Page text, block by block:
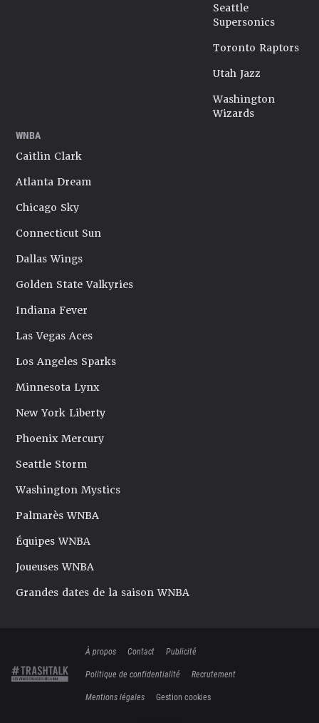
Seattle
Supersonics
Toronto Raptors
Utah Jazz
Washington
Wizards
WNBA
Caitlin Clark
Atlanta Dream
Chicago Sky
Connecticut Sun
Dallas Wings
Golden State Valkyries
Indiana Fever
Las Vegas Aces
Los Angeles Sparks
Minnesota Lynx
New York Liberty
Phoenix Mercury
Seattle Storm
Washington Mystics
Palmarès WNBA
Équipes WNBA
Joueuses WNBA
Grandes dates de la saison WNBA
À propos Contact
Publicité
Politique de confidentialité
Recrutement
Mentions légales
Gestion cookies